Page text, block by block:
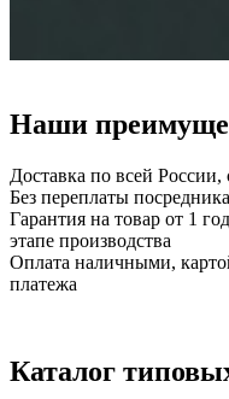
Наши
Доставка по всей России,
Без переплаты
Гарантия на товар от 1
этапе производства
Оплата наличными,
платежа
Каталог